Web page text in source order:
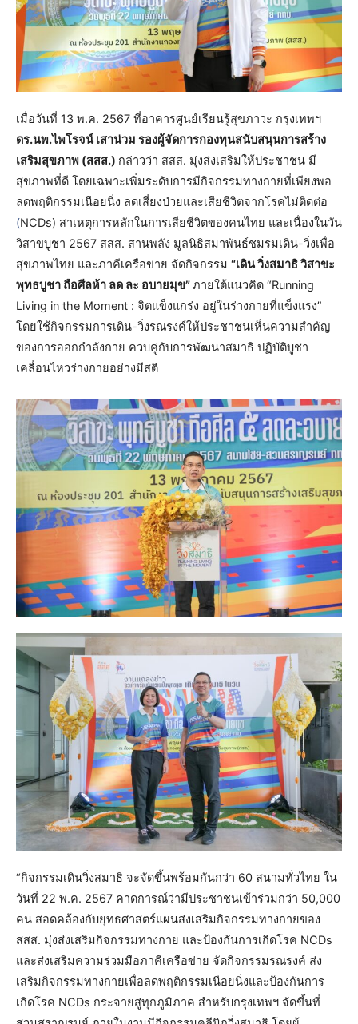
เมื่อวันที่ 13 พ.ค. 2567 ที่อาคารศูนย์เรียนรู้สุขภาวะ กรุงเทพฯ
ดร.นพ.ไพโรจน์ เสาน่วม รองผู้จัดการกองทุนสนับสนุนการสร้าง
เสริมสุขภาพ (สสส.) กล่าวว่า สสส. มุ่งส่งเสริมให้ประชาชน มี
สุขภาพที่ดี โดยเฉพาะเพิ่มระดับการมีกิจกรรมทางกายที่เพียงพอ
ลดพฤติกรรมเนือยนิ่ง ลดเสี่ยงป่วยและเสียชีวิตจากโรคไม่ติดต่อ
(NCDs) สาเหตุการหลักในการเสียชีวิตของคนไทย และเนื่องในวัน
วิสาขบูชา 2567 สสส. สานพลัง มูลนิธิสมาพันธ์ชมรมเดิน-วิ่งเพื่อ
สุขภาพไทย และภาคีเครือข่าย จัดกิจกรรม “เดิน วิ่งสมาธิ วิสาขะ
พุทธบูชา ถือศีลห้า ลด ละ อบายมุข”ภายใต้แนวคิด “Running
Living in the Moment : จิตแข็งแกร่ง อยู่ในร่างกายที่แข็งแรง”
โดยใช้กิจกรรมการเดิน-วิ่งรณรงค์ให้ประชาชนเห็นความสำคัญ
ของการออกกำลังกาย ควบคู่กับการพัฒนาสมาธิ ปฏิบัติบูชา
เคลื่อนไหวร่างกายอย่างมีสติ
“กิจกรรมเดินวิ่งสมาธิ จะจัดขึ้นพร้อมกันกว่า 60 สนามทั่วไทย ใน
วันที่ 22 พ.ค. 2567 คาดการณ์ว่ามีประชาชนเข้าร่วมกว่า 50,000
คน สอดคล้องกับยุทธศาสตร์แผนส่งเสริมกิจกรรมทางกายของ
สสส. มุ่งส่งเสริมกิจกรรมทางกาย และป้องกันการเกิดโรค NCDs
และส่งเสริมความร่วมมือภาคีเครือข่าย จัดกิจกรรมรณรงค์ ส่ง
เสริมกิจกรรมทางกายเพื่อลดพฤติกรรมเนือยนิ่งและป้องกันการ
เกิดโรค NCDs กระจายสู่ทุกภูมิภาค สำหรับกรุงเทพฯ จัดขึ้นที่